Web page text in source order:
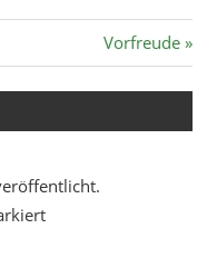
Nächster
Beitrag:
Vorfreude